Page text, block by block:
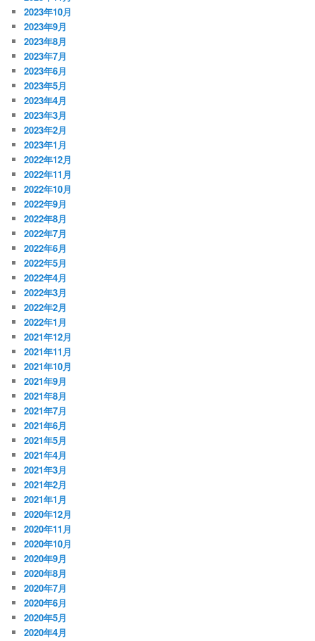
2023年10月
2023年9月
2023年8月
2023年7月
2023年6月
2023年5月
2023年4月
2023年3月
2023年2月
2023年1月
2022年12月
2022年11月
2022年10月
2022年9月
2022年8月
2022年7月
2022年6月
2022年5月
2022年4月
2022年3月
2022年2月
2022年1月
2021年12月
2021年11月
2021年10月
2021年9月
2021年8月
2021年7月
2021年6月
2021年5月
2021年4月
2021年3月
2021年2月
2021年1月
2020年12月
2020年11月
2020年10月
2020年9月
2020年8月
2020年7月
2020年6月
2020年5月
2020年4月